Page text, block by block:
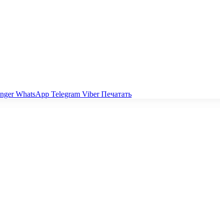
WhatsApp Telegram Viber Печатать